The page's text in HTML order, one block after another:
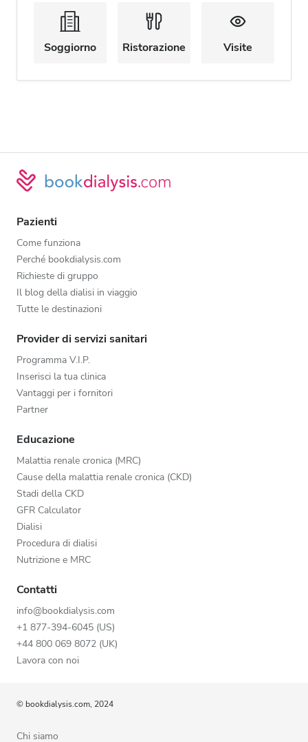
Soggiorno Ristorazione Visite
Pazienti
Come funziona
Perché bookdialysis.com
Richieste di gruppo
Il blog della dialisi in viaggio
Tutte le destinazioni
Provider di servizi sanitari
Programma V.I.P.
Inserisci la tua clinica
Vantaggi per i fornitori
Partner
Educazione
Malattia renale cronica (MRC)
Cause della malattia renale cronica (CKD)
Stadi della CKD
GFR Calculator
Dialisi
Procedura di dialisi
Nutrizione e MRC
Contatti
info@bookdialysis.com
+1 877-394-6045 (US)
+44 800 069 8072 (UK)
Lavora con noi
© bookdialysis.com, 2024
Chi siamo